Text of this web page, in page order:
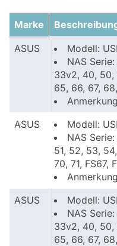
Marke
ASUS
Modell:
NAS Serie:
33v2, 40, 50,
65, 66, 67,
ASUS
Modell:
NAS
51, 52, 53,
70, 71, FS67,
ASUS
Modell:
NAS Serie:
33v2, 40, 50,
65, 66, 67,